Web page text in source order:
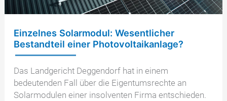
Einzelnes Solarmodul: Wesentlicher
Bestandteil einer Photovoltaikanlage?
Das Landgericht Deggendorf hat in einem
bedeutenden Fall über die Eigentumsrechte an
Solarmodulen einer insolventen Firma entschieden.